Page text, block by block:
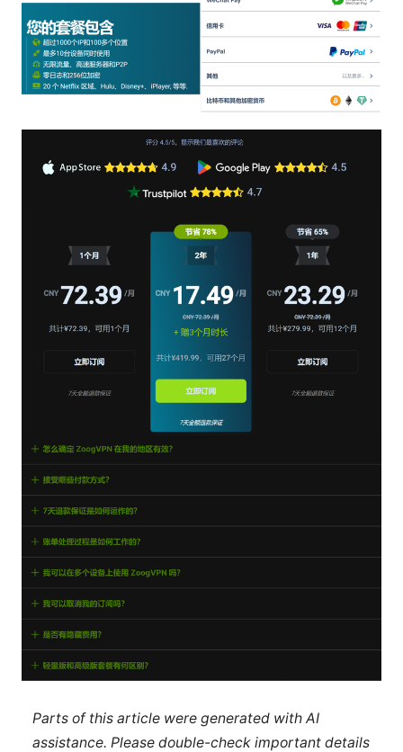
Parts of this article were generated with AI
assistance. Please double-check important details